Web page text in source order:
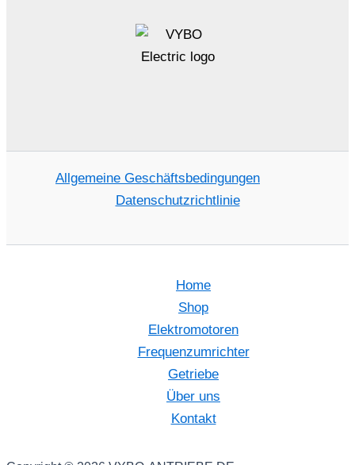
Allgemeine Geschäftsbedingungen
Datenschutzrichtlinie
Home
Shop
Elektromotoren
Frequenzumrichter
Getriebe
Über uns
Kontakt